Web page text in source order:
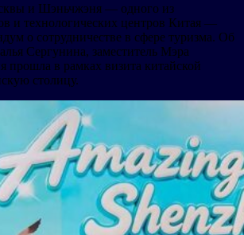
и Шэньчжэня — одного из
и технологических центров Китая —
о сотрудничестве в сфере туризма. Об
Сергунина, заместитель Мэра
в рамках визита китайской
столицу.